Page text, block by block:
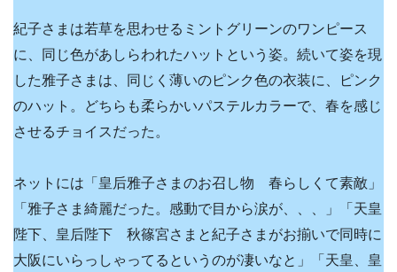
紀子さまは若草を思わせるミントグリーンのワンピース
に、同じ色があしらわれたハットという姿。続いて姿を現
した雅子さまは、同じく薄いのピンク色の衣装に、ピンク
のハット。どちらも柔らかいパステルカラーで、春を感じ
させるチョイスだった。
ネットには「皇后雅子さまのお召し物 春らしくて素敵」
「雅子さま綺麗だった。感動で目から涙が、、、」「天皇
陛下、皇后陛下 秋篠宮さまと紀子さまがお揃いで同時に
大阪にいらっしゃってるというのが凄いなと」「天皇、皇